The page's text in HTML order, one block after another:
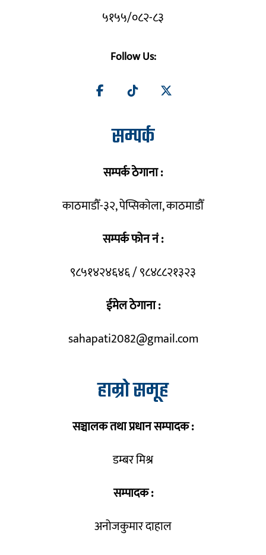
५१५५/०८२-८३
Follow Us:
सम्पर्क
सम्पर्क ठेगाना :
काठमाडौँ-३२, पेप्सिकोला, काठमाडौँ
सम्पर्क फोन नं :
९८५१४२४६४६ / ९८४८८२१३२३
ईमेल ठेगाना :
sahapati2082@gmail.com
हाम्रो समूह
सञ्चालक तथा प्रधान सम्पादक :
डम्बर मिश्र
सम्पादक :
अनोजकुमार दाहाल